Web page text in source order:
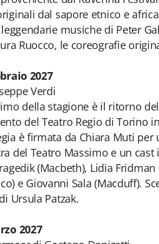
dal sapore etnico e
musiche di Peter
Ruocco, le coreografie
2027
Verdi
della stagione è il ritorno
del Teatro Regio di Torino
è firmata da Chiara Muti
del Teatro Massimo e un
(Macbeth), Lidia
e Giovanni Sala (Macduff).
Ursula Patzak.
2027